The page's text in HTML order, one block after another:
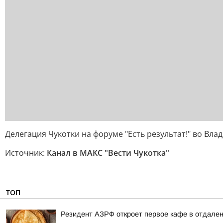
Делегация Чукотки на форуме "Есть результат!" во
Источник: Канал в МАКС "Вести Чукотка"
ТОП
Резидент АЗРФ откроет первое кафе в